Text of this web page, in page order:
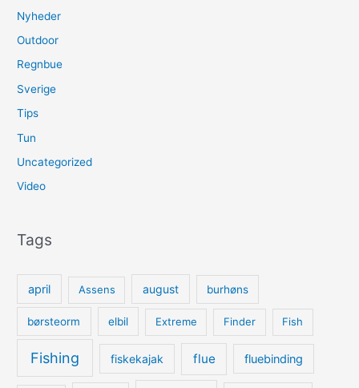
Nyheder
Outdoor
Regnbue
Sverige
Tips
Tun
Uncategorized
Video
Tags
april Assens august burhøns
børsteorm elbil Extreme Finder Fish
Fishing fiskekajak flue fluebinding